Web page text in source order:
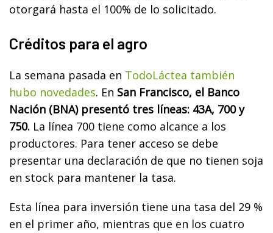
otorgará hasta el 100% de lo solicitado.
Créditos para el agro
La semana pasada en TodoLáctea también
hubo novedades. En San Francisco, el Banco
Nación (BNA) presentó tres líneas: 43A, 700 y
750. La línea 700 tiene como alcance a los
productores. Para tener acceso se debe
presentar una declaración de que no tienen soja
en stock para mantener la tasa.
Esta línea para inversión tiene una tasa del 29 %
en el primer año, mientras que en los cuatro